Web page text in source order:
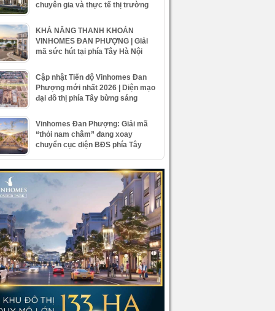
chuyên gia và thực tế thị trường
KHẢ NĂNG THANH KHOẢN
VINHOMES ĐAN PHƯỢNG | Giải
mã sức hút tại phía Tây Hà Nội
Cập nhật Tiến độ Vinhomes Đan
Phượng mới nhất 2026 | Diện mạo
đại đô thị phía Tây bừng sáng
Vinhomes Đan Phượng: Giải mã
“thỏi nam châm” đang xoay
chuyển cục diện BĐS phía Tây